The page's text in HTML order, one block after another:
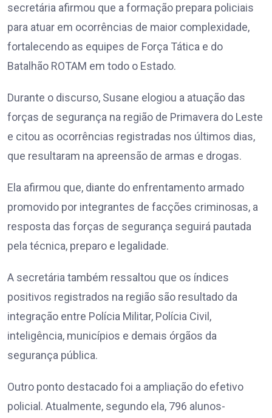
secretária afirmou que a formação prepara policiais
para atuar em ocorrências de maior complexidade,
fortalecendo as equipes de Força Tática e do
Batalhão ROTAM em todo o Estado.
Durante o discurso, Susane elogiou a atuação das
forças de segurança na região de Primavera do Leste
e citou as ocorrências registradas nos últimos dias,
que resultaram na apreensão de armas e drogas.
Ela afirmou que, diante do enfrentamento armado
promovido por integrantes de facções criminosas, a
resposta das forças de segurança seguirá pautada
pela técnica, preparo e legalidade.
A secretária também ressaltou que os índices
positivos registrados na região são resultado da
integração entre Polícia Militar, Polícia Civil,
inteligência, municípios e demais órgãos da
segurança pública.
Outro ponto destacado foi a ampliação do efetivo
policial. Atualmente, segundo ela, 796 alunos-